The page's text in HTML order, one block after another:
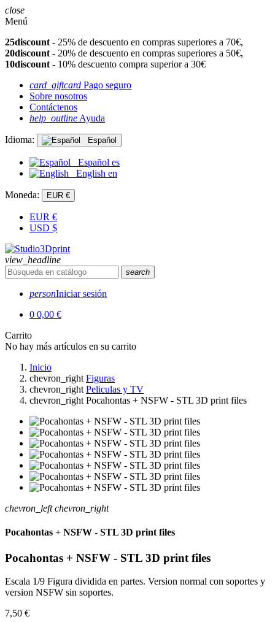
close
Menú
25discount - 25% de descuento en compras superiores a 70€,
20discount - 20% de descuento en compras superiores a 50€,
10discount - 10% descuento compra superior a 30€
card_giftcard Pago seguro
Sobre nosotros
Contáctenos
help_outline Ayuda
Idioma: Español
Español es
English en
Moneda: EUR €
EUR €
USD $
view_headline
search
personIniciar sesión
0 0,00 €
Carrito
No hay más artículos en su carrito
Inicio
chevron_right Figuras
chevron_right Peliculas y TV
chevron_right Pocahontas + NSFW - STL 3D print files
chevron_left chevron_right
Pocahontas + NSFW - STL 3D print files
Pocahontas + NSFW - STL 3D print files
Escala 1/9 Figura dividida en partes. Version normal con soportes y
version NSFW sin soportes.
7,50 €